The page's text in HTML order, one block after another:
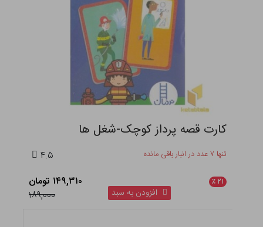
کارت قصه پرداز کوچک-شغل ها
تنها ۷ عدد در انبار باقی مانده ۴.۵
۲۱ ٪
۱۴۹,۳۱۰ تومان
۱۸۹,۰۰۰
افزودن به سبد